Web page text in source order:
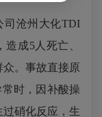
司沧州大化TDI
成5人死亡、
。事故直接原
时，因补酸操
硝化反应，生